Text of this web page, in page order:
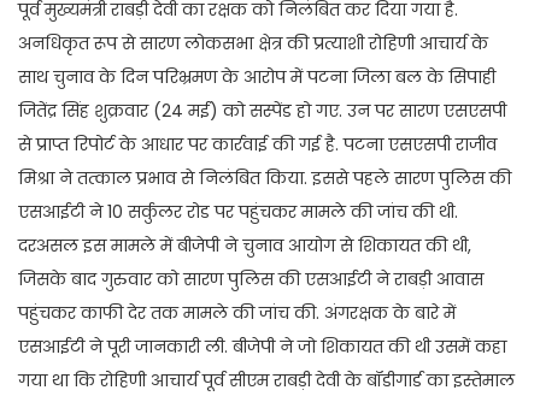
पूर्व मुख्यमंत्री राबड़ी देवी का रक्षक को निलंबित कर दिया गया है.
अनधिकृत रूप से सारण लोकसभा क्षेत्र की प्रत्याशी रोहिणी आचार्य के
साथ चुनाव के दिन परिभ्रमण के आरोप में पटना जिला बल के सिपाही
जितेंद्र सिंह शुक्रवार (24 मई) को सस्पेंड हो गए. उन पर सारण एसएसपी
से प्राप्त रिपोर्ट के आधार पर कार्रवाई की गई है. पटना एसएसपी राजीव
मिश्रा ने तत्काल प्रभाव से निलंबित किया. इससे पहले सारण पुलिस की
एसआईटी ने 10 सर्कुलर रोड पर पहुंचकर मामले की जांच की थी.
दरअसल इस मामले में बीजेपी ने चुनाव आयोग से शिकायत की थी,
जिसके बाद गुरुवार को सारण पुलिस की एसआईटी ने राबड़ी आवास
पहुंचकर काफी देर तक मामले की जांच की. अंगरक्षक के बारे में
एसआईटी ने पूरी जानकारी ली. बीजेपी ने जो शिकायत की थी उसमें कहा
गया था कि रोहिणी आचार्य पूर्व सीएम राबड़ी देवी के बॉडीगार्ड का इस्तेमाल